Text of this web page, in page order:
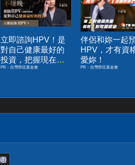
立即諮詢HPV！是
對自己健康最好的
投資，把握現在不
嫌晚！
PR・台灣癌症基金會
伴侶和妳一起
HPV，才有資
愛妳！
PR・台灣癌症基金會